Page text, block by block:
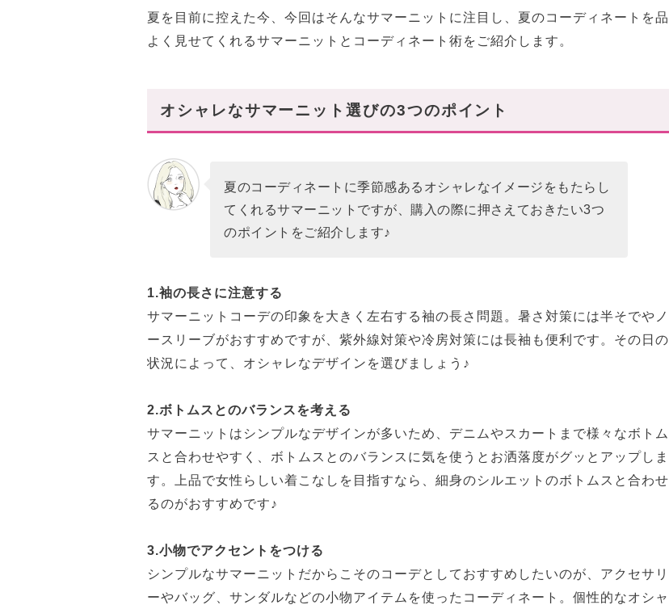
夏を目前に控えた今、今回はそんなサマーニットに注目し、夏のコーディネートを品
よく見せてくれるサマーニットとコーディネート術をご紹介します。
オシャレなサマーニット選びの3つのポイント
夏のコーディネートに季節感あるオシャレなイメージをもたらし
てくれるサマーニットですが、購入の際に押さえておきたい3つ
のポイントをご紹介します♪
1.袖の長さに注意する
サマーニットコーデの印象を大きく左右する袖の長さ問題。暑さ対策には半そでやノ
ースリーブがおすすめですが、紫外線対策や冷房対策には長袖も便利です。その日の
状況によって、オシャレなデザインを選びましょう♪
2.ボトムスとのバランスを考える
サマーニットはシンプルなデザインが多いため、デニムやスカートまで様々なボトム
スと合わせやすく、ボトムスとのバランスに気を使うとお洒落度がグッとアップしま
す。上品で女性らしい着こなしを目指すなら、細身のシルエットのボトムスと合わせ
るのがおすすめです♪
3.小物でアクセントをつける
シンプルなサマーニットだからこそのコーデとしておすすめしたいのが、アクセサリ
ーやバッグ、サンダルなどの小物アイテムを使ったコーディネート。個性的なオシャ